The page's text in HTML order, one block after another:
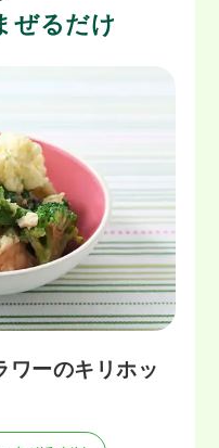
ぜるだけ
ワーのキリホッ